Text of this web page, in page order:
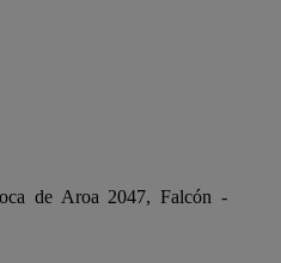
de Aroa 2047, Falcón -